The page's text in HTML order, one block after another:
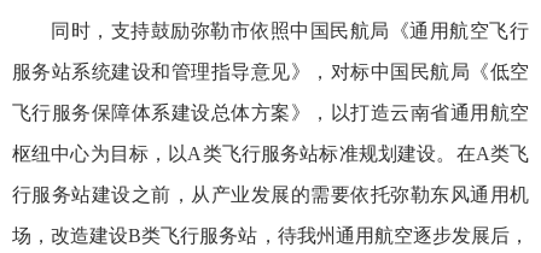
同时，支持鼓励弥勒市依照中国民航局《通用航空飞行
服务站系统建设和管理指导意见》，对标中国民航局《低空
飞行服务保障体系建设总体方案》，以打造云南省通用航空
枢纽中心为目标，以A类飞行服务站标准规划建设。在A类飞
行服务站建设之前，从产业发展的需要依托弥勒东风通用机
场，改造建设B类飞行服务站，待我州通用航空逐步发展后，